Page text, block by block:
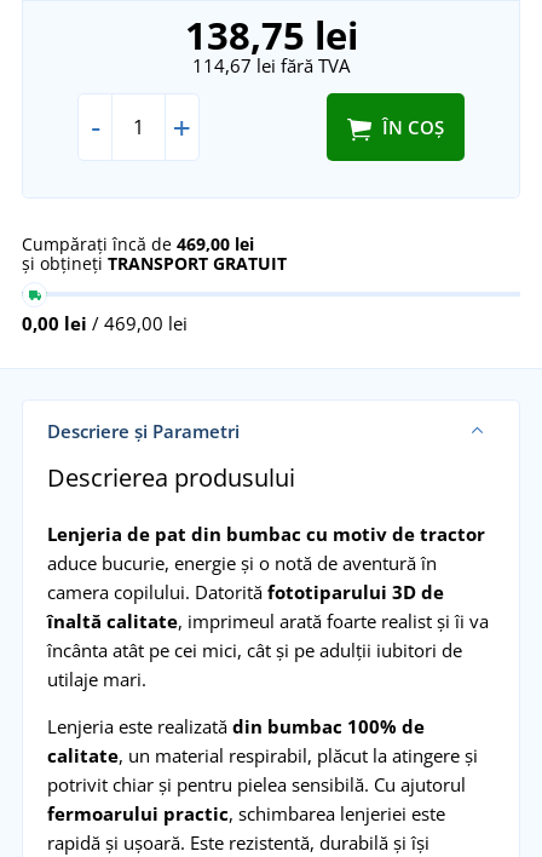
138,75 lei
114,67 lei fără TVA
- + ÎN COȘ
Cumpărați încă de 469,00 lei
și obțineți TRANSPORT GRATUIT
0,00 lei / 469,00 lei
Descriere și Parametri
Descrierea produsului
Lenjeria de pat din bumbac cu motiv de tractor
aduce bucurie, energie și o notă de aventură în
camera copilului. Datorită fototiparului 3D de
înaltă calitate, imprimeul arată foarte realist și îi va
încânta atât pe cei mici, cât și pe adulții iubitori de
utilaje mari.
Lenjeria este realizată din bumbac 100% de
calitate, un material respirabil, plăcut la atingere și
potrivit chiar și pentru pielea sensibilă. Cu ajutorul
fermoarului practic, schimbarea lenjeriei este
rapidă și ușoară. Este rezistentă, durabilă și își